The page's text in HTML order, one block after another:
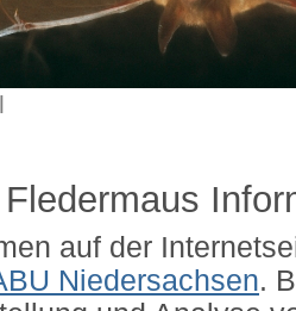
auf der
Niedersachsen.